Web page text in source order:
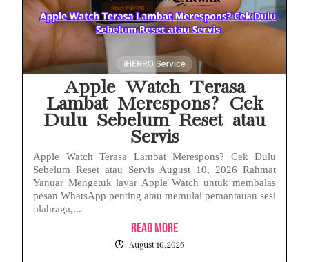
Febrie Adriansyah Ditahan, Mengapa Tanpa Rompi Pink? Ini Penjelasan dan Faktanya
Apple Watch Terasa
Lambat Merespons? Cek
Dulu Sebelum Reset atau
Servis
Apple Watch Terasa Lambat Merespons? Cek Dulu
Sebelum Reset atau Servis August 10, 2026 Rahmat
Yanuar Mengetuk layar Apple Watch untuk membalas
pesan WhatsApp penting atau memulai pemantauan sesi
olahraga,...
Read More
August 10, 2026